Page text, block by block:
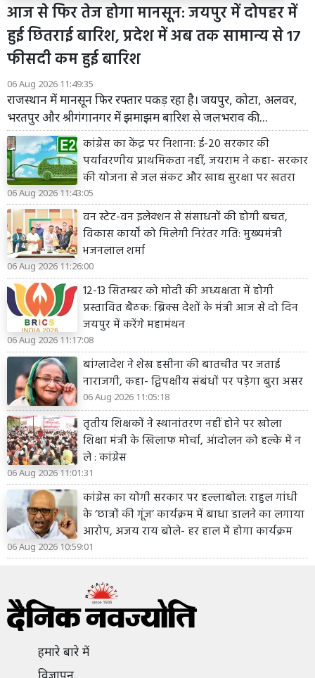
आज से फिर तेज होगा मानसून: जयपुर में दोपहर में
हुई छितराई बारिश, प्रदेश में अब तक सामान्य से 17
फीसदी कम हुई बारिश
06 Aug 2026 11:49:35
राजस्थान में मानसून फिर रफ्तार पकड़ रहा है। जयपुर, कोटा, अलवर,
भरतपुर और श्रीगंगानगर में झमाझम बारिश से जलभराव की...
कांग्रेस का केंद्र पर निशाना: ई-20 सरकार की
पर्यावरणीय प्राथमिकता नहीं, जयराम ने कहा- सरकार
की योजना से जल संकट और खाद्य सुरक्षा पर खतरा
06 Aug 2026 11:43:05
वन स्टेट-वन इलेक्शन से संसाधनों की होगी बचत,
विकास कार्यों को मिलेगी निरंतर गति: मुख्यमंत्री
भजनलाल शर्मा
06 Aug 2026 11:26:00
12-13 सितम्बर को मोदी की अध्यक्षता में होगी
प्रस्तावित बैठक: ब्रिक्स देशों के मंत्री आज से दो दिन
जयपुर में करेंगे महामंथन
06 Aug 2026 11:17:08
बांग्लादेश ने शेख हसीना की बातचीत पर जताई
नाराजगी, कहा- द्विपक्षीय संबंधों पर पड़ेगा बुरा असर
06 Aug 2026 11:05:18
तृतीय शिक्षकों ने स्थानांतरण नहीं होने पर खोला
शिक्षा मंत्री के खिलाफ मोर्चा, आंदोलन को हल्के में न
ले : कांग्रेस
06 Aug 2026 11:01:31
कांग्रेस का योगी सरकार पर हल्लाबोल: राहुल गांधी
के ‘छात्रों की गूंज’ कार्यक्रम में बाधा डालने का लगाया
आरोप, अजय राय बोले- हर हाल में होगा कार्यक्रम
06 Aug 2026 10:59:01
हमारे बारे में
विज्ञापन